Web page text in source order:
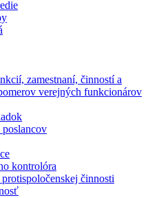
zamestnaní, činností a
verejných funkcionárov
kontrolóra
činnosti